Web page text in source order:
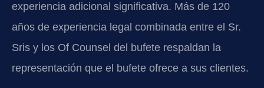
experiencia adicional significativa. Más de 120
años de experiencia legal combinada entre el Sr.
Sris y los Of Counsel del bufete respaldan la
representación que el bufete ofrece a sus clientes.